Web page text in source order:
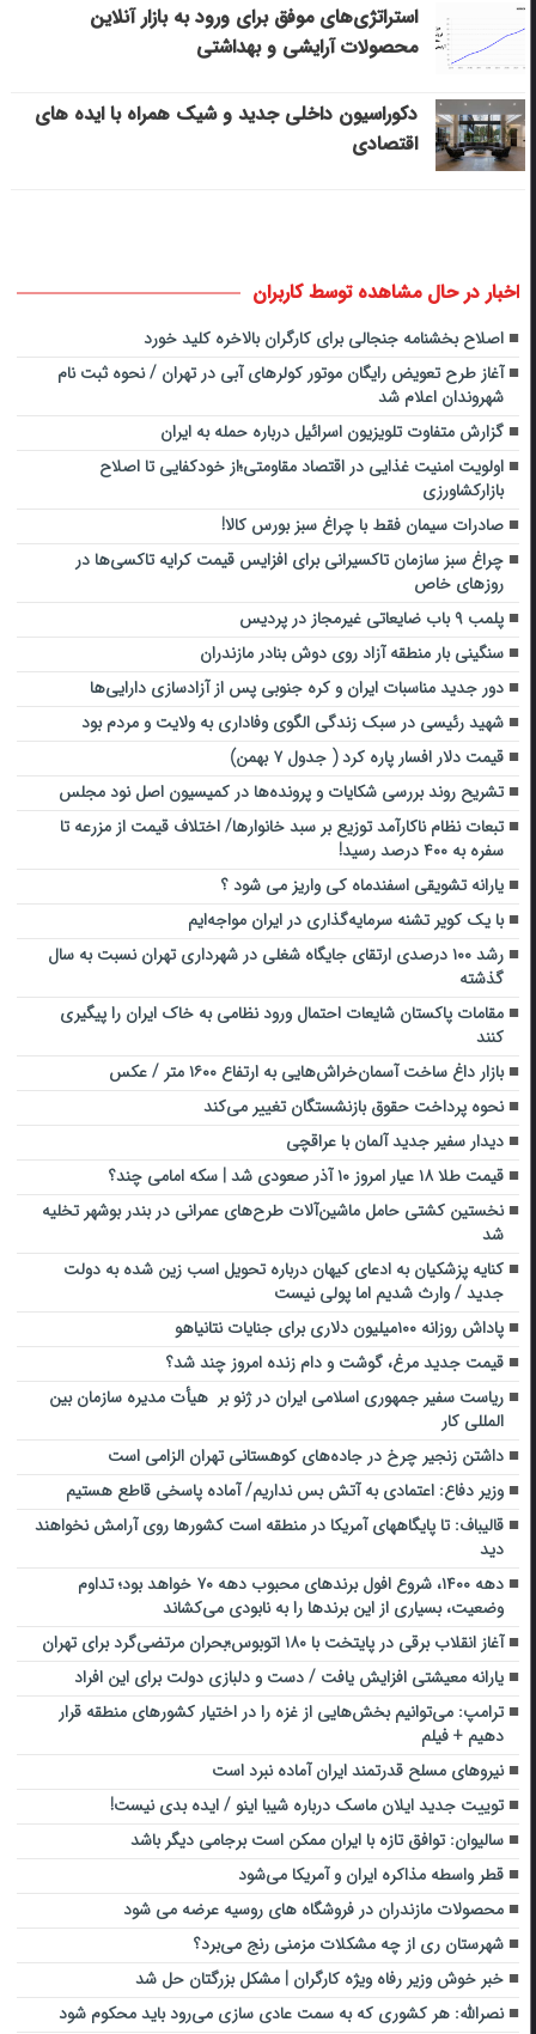
استراتژی‌های موفق برای ورود به بازار آنلاین
محصولات آرایشی و بهداشتی
دکوراسیون داخلی جدید و شیک همراه با ایده های
اقتصادی
اخبار در حال مشاهده توسط کاربران
اصلاح بخشنامه جنجالی برای کارگران بالاخره کلید خورد
آغاز طرح تعویض رایگان موتور کولرهای آبی در تهران / نحوه ثبت نام
شهروندان اعلام شد
گزارش متفاوت تلویزیون اسرائیل درباره حمله به ایران
اولویت امنیت غذایی در اقتصاد مقاومتی؛از خودکفایی تا اصلاح
بازارکشاورزی
صادرات سیمان فقط با چراغ سبز بورس کالا!
چراغ سبز سازمان تاکسیرانی برای افزایس قیمت کرایه تاکسی‌ها در
روز‌های خاص
پلمب ۹ باب ضایعاتی غیرمجاز در پردیس
سنگینی بار منطقه آزاد روی دوش بنادر مازندران
دور جدید مناسبات ایران و کره جنوبی پس از آزادسازی دارایی‌ها
شهید رئیسی در سبک زندگی الگوی وفاداری به ولایت و مردم بود
قیمت دلار افسار پاره کرد ( جدول ۷ بهمن)
تشریح روند بررسی شکایات و پرونده‌ها در کمیسیون اصل نود مجلس
تبعات نظام ناکارآمد توزیع بر سبد خانوارها/ اختلاف قیمت از مزرعه تا
سفره به ۴۰۰ درصد رسید!
یارانه تشویقی اسفندماه کی واریز می شود ؟
با یک کویر تشنه سرمایه‌گذاری در ایران مواجه‌ایم
رشد ۱۰۰ درصدی ارتقای جایگاه شغلی در شهرداری تهران نسبت به سال
گذشته
مقامات پاکستان شایعات احتمال ورود نظامی به خاک ایران را پیگیری
کنند
بازار داغ ساخت آسمان‌خراش‌هایی به ارتفاع ۱۶۰۰ متر / عکس
نحوه پرداخت حقوق بازنشستگان تغییر می‌کند
دیدار سفیر جدید آلمان با عراقچی
قیمت طلا ۱۸ عیار امروز ۱۰ آذر صعودی شد | سکه امامی چند؟
نخستین کشتی حامل ماشین‌آلات طرح‌های عمرانی در بندر بوشهر تخلیه
شد
کنایه پزشکیان به ادعای کیهان درباره تحویل اسب زین شده به دولت
جدید / وارث شدیم اما پولی نیست
پاداش روزانه ۱۰۰میلیون دلاری برای جنایات نتانیاهو
قیمت جدید مرغ، گوشت و دام زنده امروز چند شد؟
ریاست سفیر جمهوری اسلامی ایران در ژنو بر هیأت مدیره سازمان بین
المللی کار
داشتن زنجیر چرخ در جاده‌های کوهستانی تهران الزامی است
وزیر دفاع: اعتمادی به آتش بس نداریم/ آماده پاسخی قاطع هستیم
قالیباف: تا پایگاههای آمریکا در منطقه است کشورها روی آرامش نخواهند
دید
دهه ۱۴۰۰، شروع افول برندهای محبوب دهه ۷۰ خواهد بود؛ تداوم
وضعیت، بسیاری از این برندها را به نابودی می‌کشاند
آغاز انقلاب برقی در پایتخت با ۱۸۰ اتوبوس؛بحران مرتضی‌گرد برای تهران
یارانه معیشتی افزایش یافت / دست و دلبازی دولت برای این افراد
ترامپ: می‌توانیم بخش‌هایی از غزه را در اختیار کشورهای منطقه قرار
دهیم + فیلم
نیروهای مسلح قدرتمند ایران آماده نبرد است
توییت جدید ایلان ماسک درباره شیبا اینو / ایده بدی نیست!
سالیوان: توافق تازه با ایران ممکن است برجامی دیگر باشد
قطر واسطه مذاکره ایران و آمریکا می‌شود
محصولات مازندران در فروشگاه های روسیه عرضه می شود
شهرستان ری از چه مشکلات مزمنی‌ رنج می‌برد؟
خبر خوش وزیر رفاه ویژه کارگران | مشکل بزرگتان حل شد
نصرالله: هر کشوری که به سمت عادی سازی می‌رود باید محکوم شود